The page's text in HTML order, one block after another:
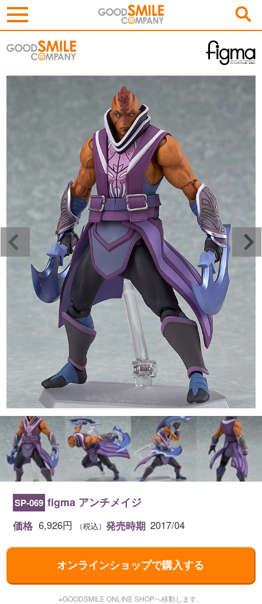
SP-069 figma アンチメイジ
価格 6,926円 （税込） 発売時期 2017/04
オンラインショップで購入する
※GOODSMILE ONLINE SHOPへ移動します。